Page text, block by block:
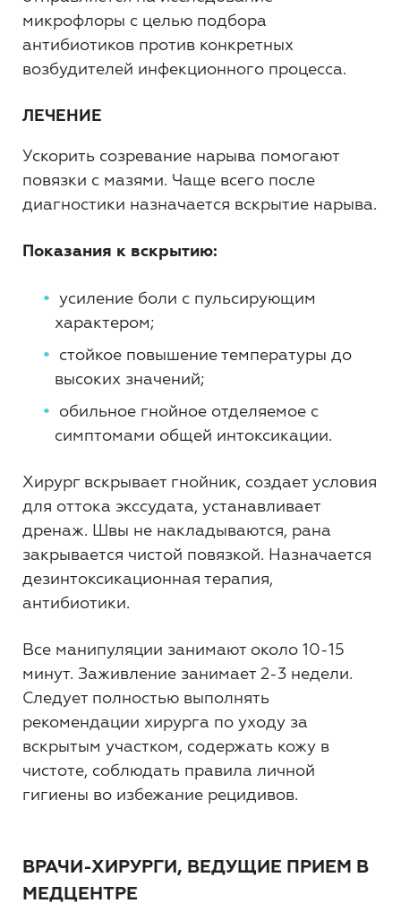
микрофлоры с целью подбора
антибиотиков против конкретных
возбудителей инфекционного процесса.
ЛЕЧЕНИЕ
Ускорить созревание нарыва помогают
повязки с мазями. Чаще всего после
диагностики назначается вскрытие нарыва.
Показания к вскрытию:
усиление боли с пульсирующим
характером;
стойкое повышение температуры до
высоких значений;
обильное гнойное отделяемое с
симптомами общей интоксикации.
Хирург вскрывает гнойник, создает условия
для оттока экссудата, устанавливает
дренаж. Швы не накладываются, рана
закрывается чистой повязкой. Назначается
дезинтоксикационная терапия,
антибиотики.
Все манипуляции занимают около 10-15
минут. Заживление занимает 2-3 недели.
Следует полностью выполнять
рекомендации хирурга по уходу за
вскрытым участком, содержать кожу в
чистоте, соблюдать правила личной
гигиены во избежание рецидивов.
ВРАЧИ-ХИРУРГИ, ВЕДУЩИЕ ПРИЕМ В
МЕДЦЕНТРЕ